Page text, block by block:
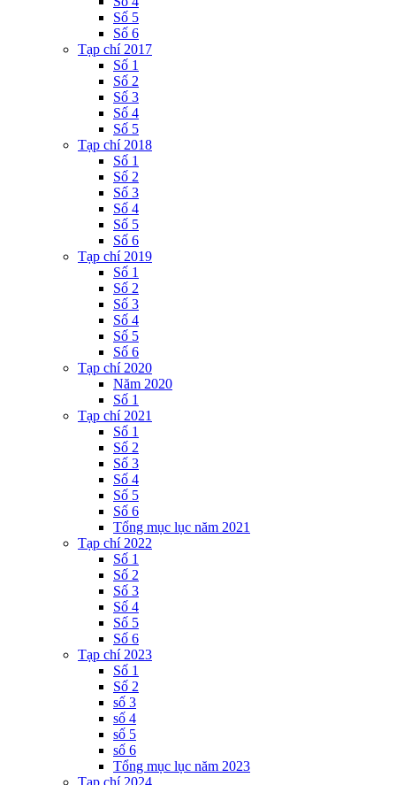
Số 5
Số 6
Tạp chí 2017
Số 1
Số 2
Số 3
Số 4
Số 5
Tạp chí 2018
Số 1
Số 2
Số 3
Số 4
Số 5
Số 6
Tạp chí 2019
Số 1
Số 2
Số 3
Số 4
Số 5
Số 6
Tạp chí 2020
Năm 2020
Số 1
Tạp chí 2021
Số 1
Số 2
Số 3
Số 4
Số 5
Số 6
Tổng mục lục năm 2021
Tạp chí 2022
Số 1
Số 2
Số 3
Số 4
Số 5
Số 6
Tạp chí 2023
Số 1
Số 2
số 3
số 4
số 5
số 6
Tổng mục lục năm 2023
Tạp chí 2024